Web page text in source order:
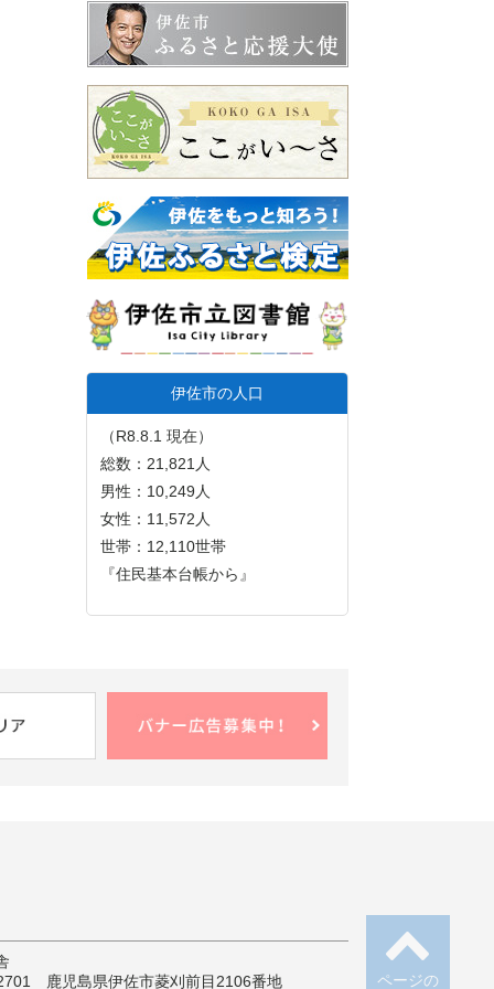
伊佐市の人口
（R8.8.1 現在）
総数：21,821人
男性：10,249人
女性：11,572人
世帯：12,110世帯
『住民基本台帳から』
ページの
鹿児島県伊佐市菱刈前目2106番地